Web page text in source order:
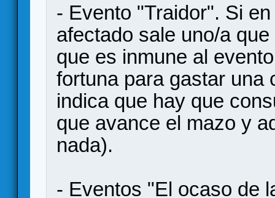
- Evento "Traidor". Si
afectado sale uno/a
que es inmune al
fortuna para gastar una
indica que hay que
que avance el mazo y
nada).
- Eventos "El ocaso de